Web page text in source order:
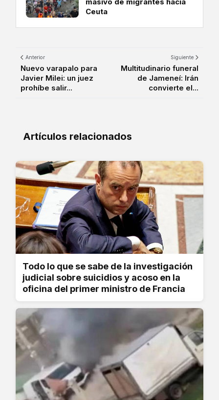
Ceuta
Anterior
Nuevo varapalo para
Javier Milei: un juez
prohíbe salir...
Siguiente
Multitudinario funeral
de Jameneí: Irán
convierte el...
Artículos relacionados
Todo lo que se sabe de la investigación
judicial sobre suicidios y acoso en la
oficina del primer ministro de Francia